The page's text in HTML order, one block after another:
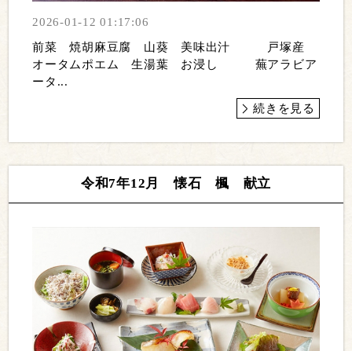
2026-01-12 01:17:06
前菜 焼胡麻豆腐 山葵 美味出汁 戸塚産
オータムポエム 生湯葉 お浸し 蕪アラビア
ータ...
続きを見る
令和7年12月 懐石 楓 献立